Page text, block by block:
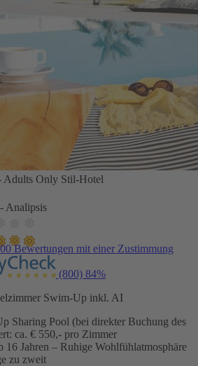
Only Stil-Hotel
Analipsis
Bewertungen mit einer Zustimmung
(800) 84%
Swim-Up inkl. AI
Sharing Pool (bei direkter Buchung des
ca. € 550,- pro Zimmer
Jahren – Ruhige Wohlfühlatmosphäre
zu zweit